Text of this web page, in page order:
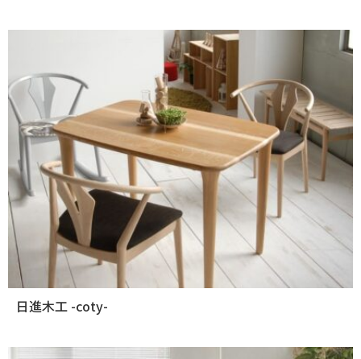
日進木工 -coty-